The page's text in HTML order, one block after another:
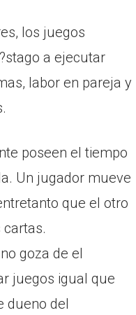
los juegos
a ejecutar
labor en pareja y
poseen el tiempo
Un jugador mueve
que el otro
goza de el
juegos igual que
dueno del